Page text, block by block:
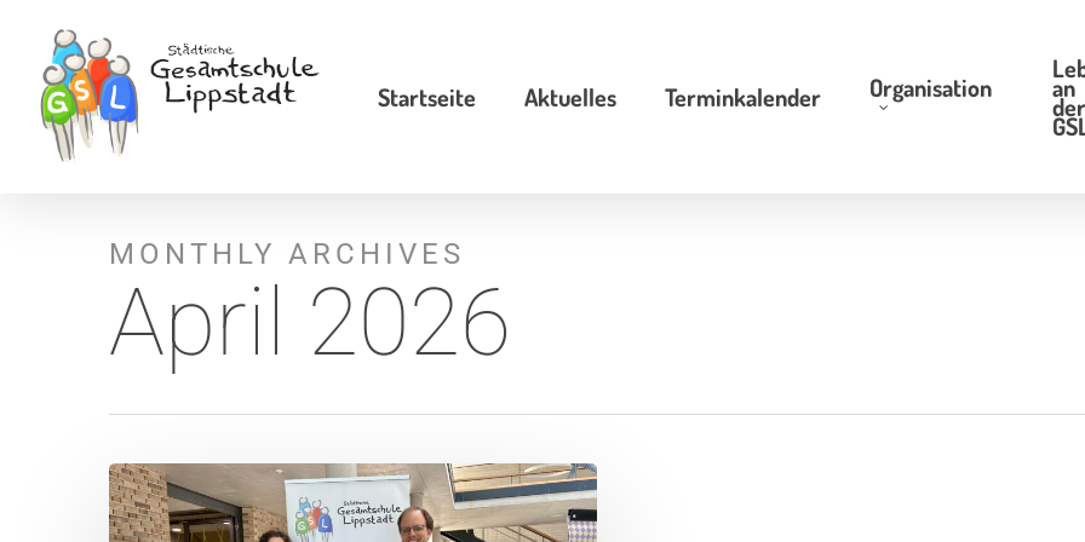
main
content
Startseite Aktuelles Terminkalender Organisation an
der
MONTHLY ARCHIVES
April 2026